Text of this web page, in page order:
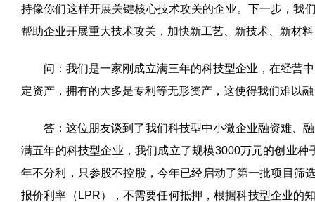
持像你们这样开展关键核心技术攻关的企业。下一步，我
帮助企业开展重大技术攻关，加快新工艺、新技术、新材
问：我们是一家刚成立满三年的科技型企业，在经营
定资产，拥有的大多是专利等无形资产，这使得我们难以
答：这位朋友谈到了我们科技型中小微企业融资难、
满五年的科技型企业，我们成立了规模3000万元的创业种
年不分利，只参股不控股，今年已经启动了第一批项目筛
报价利率（ LPR），不需要任何抵押，根据科技型企业的